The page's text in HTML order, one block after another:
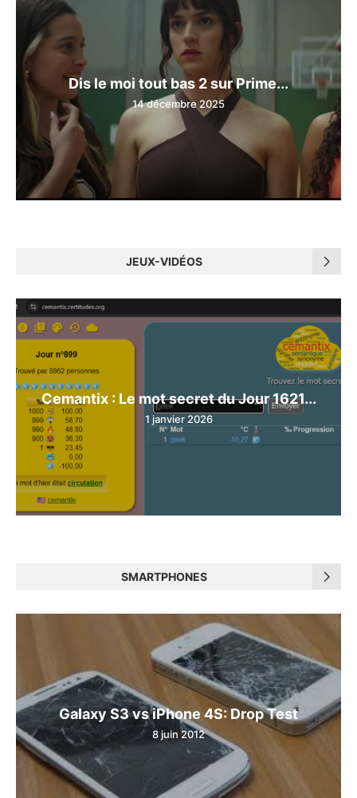
Dis le moi tout bas 2 sur Prime...
14 décembre 2025
JEUX-VIDÉOS
Cemantix : Le mot secret du Jour 1621...
1 janvier 2026
SMARTPHONES
Galaxy S3 vs iPhone 4S: Drop Test
8 juin 2012